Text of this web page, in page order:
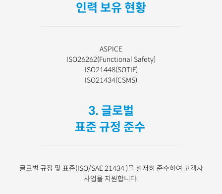
인력 보유 현황
ASPICE
ISO26262(Functional Safety)
ISO21448(SOTIF)
ISO21434(CSMS)
3. 글로벌
표준 규정 준수
글로벌 규정 및 표준(ISO/SAE 21434 )을 철저히 준수하여 고객사
사업을 지원합니다.